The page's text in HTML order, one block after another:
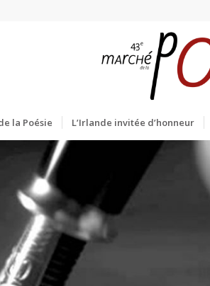
la Poésie L’Irlande invitée d’honneur